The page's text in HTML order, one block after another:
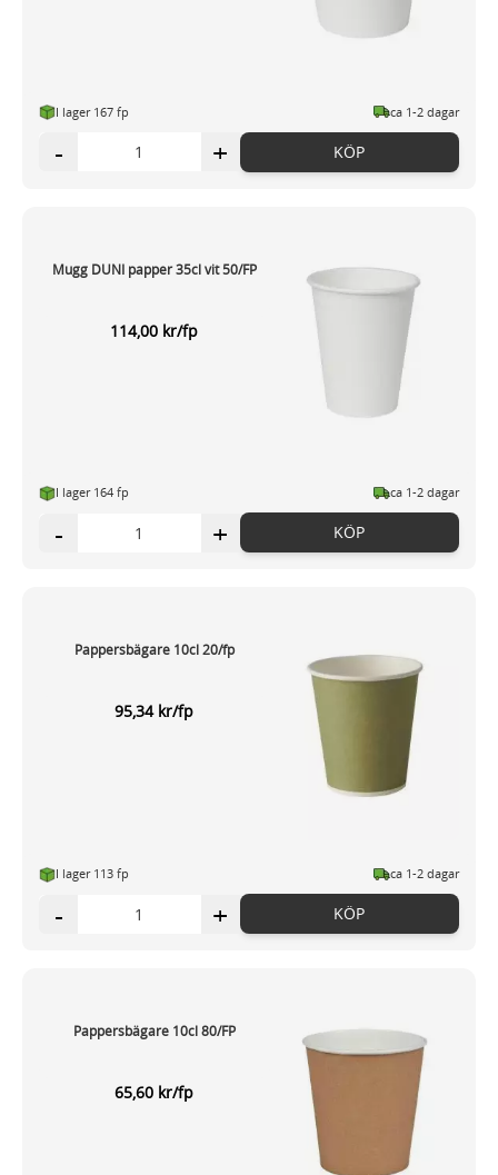
I lager 167 fp ca 1-2 dagar
- + KÖP
Mugg DUNI papper 35cl vit 50/FP
114,00 kr/fp
I lager 164 fp ca 1-2 dagar
- + KÖP
Pappersbägare 10cl 20/fp
95,34 kr/fp
I lager 113 fp ca 1-2 dagar
- + KÖP
Pappersbägare 10cl 80/FP
65,60 kr/fp